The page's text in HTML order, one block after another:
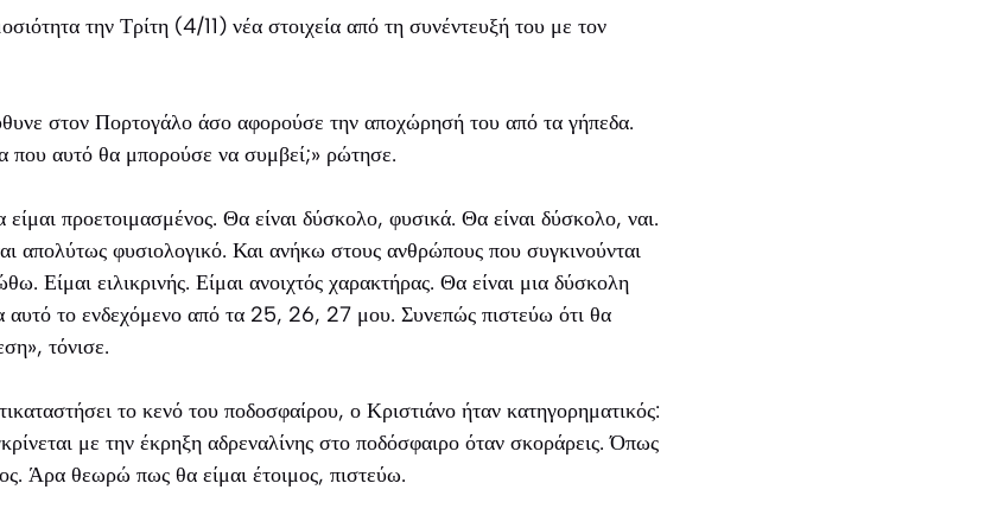
την Τρίτη (4/11) νέα στοιχεία από τη συνέντευξή του με τον
στον Πορτογάλο άσο αφορούσε την αποχώρησή του από τα γήπεδα.
που αυτό θα μπορούσε να συμβεί;» ρώτησε.
προετοιμασμένος. Θα είναι δύσκολο, φυσικά. Θα είναι δύσκολο, ναι.
απολύτως φυσιολογικό. Και ανήκω στους ανθρώπους που συγκινούνται
Είμαι ειλικρινής. Είμαι ανοιχτός χαρακτήρας. Θα είναι μια δύσκολη
αυτό το ενδεχόμενο από τα 25, 26, 27 μου. Συνεπώς πιστεύω ότι θα
τόνισε.
το κενό του ποδοσφαίρου, ο Κριστιάνο ήταν κατηγορηματικός:
με την έκρηξη αδρεναλίνης στο ποδόσφαιρο όταν σκοράρεις. Όπως
Άρα θεωρώ πως θα είμαι έτοιμος, πιστεύω.